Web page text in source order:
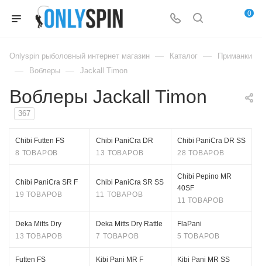
0
Onlyspin рыболовный интернет магазин — Каталог — Приманки
— Воблеры — Jackall Timon
Воблеры Jackall Timon
367
Chibi Futten FS
8 ТОВАРОВ
Chibi PaniCra DR
13 ТОВАРОВ
Chibi PaniCra DR SS
28 ТОВАРОВ
Chibi PaniCra SR F
19 ТОВАРОВ
Chibi PaniCra SR SS
11 ТОВАРОВ
Chibi Pepino MR
40SF
11 ТОВАРОВ
Deka Mitts Dry
13 ТОВАРОВ
Deka Mitts Dry Rattle
7 ТОВАРОВ
FlaPani
5 ТОВАРОВ
Futten FS
Kibi Pani MR F
Kibi Pani MR SS